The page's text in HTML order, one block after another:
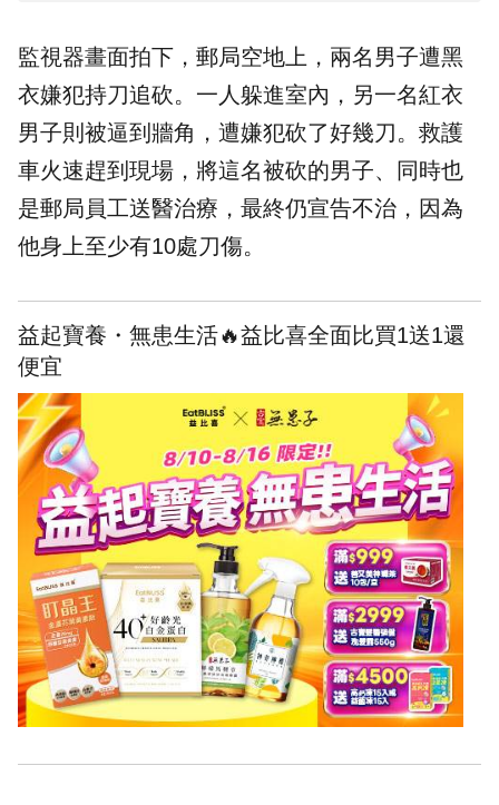
監視器畫面拍下，郵局空地上，兩名男子遭黑
衣嫌犯持刀追砍。一人躲進室內，另一名紅衣
男子則被逼到牆角，遭嫌犯砍了好幾刀。救護
車火速趕到現場，將這名被砍的男子、同時也
是郵局員工送醫治療，最終仍宣告不治，因為
他身上至少有10處刀傷。
益起寶養・無患生活🔥益比喜全面比買1送1還
便宜